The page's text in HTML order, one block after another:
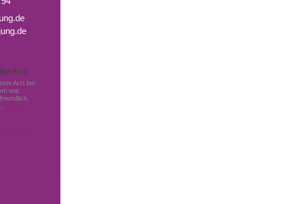
Arzt!
Arzt bei
war.